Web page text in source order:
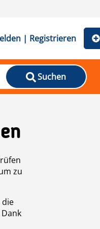
| Registrieren
Suchen
zu
die